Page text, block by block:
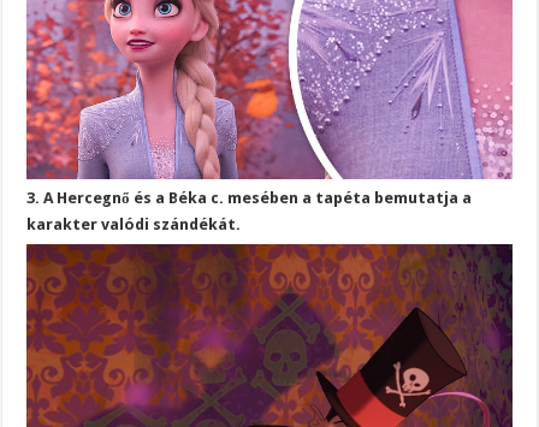
3. A Hercegnő és a Béka c. mesében a tapéta bemutatja a
karakter valódi szándékát.